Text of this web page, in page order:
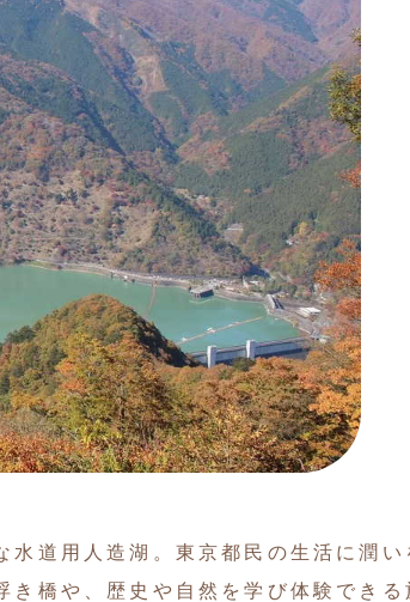
道用人造湖。東京都民の生活に潤い
橋や、歴史や自然を学び体験できる